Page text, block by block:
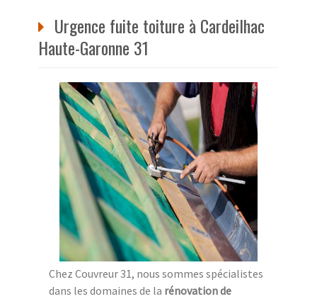
Urgence fuite toiture à Cardeilhac
Haute-Garonne 31
Chez Couvreur 31, nous sommes spécialistes
dans les domaines de la rénovation de